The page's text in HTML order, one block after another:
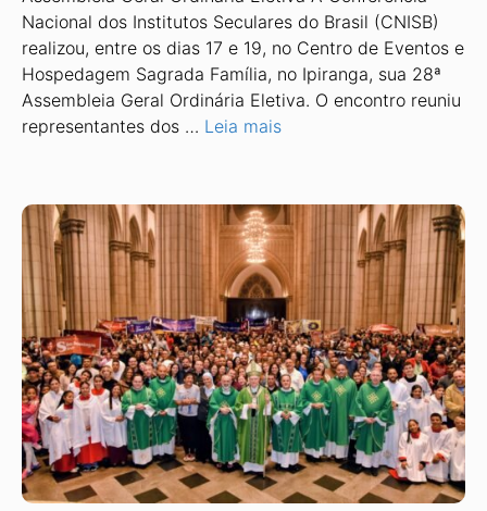
Nacional dos Insti­tutos Seculares do Brasil (CNISB)
rea­lizou, entre os dias 17 e 19, no Centro de Eventos e
Hospedagem Sagrada Fa­mília, no Ipiranga, sua 28ª
Assembleia Geral Ordinária Eletiva. O encontro reuniu
representantes dos … Leia mais